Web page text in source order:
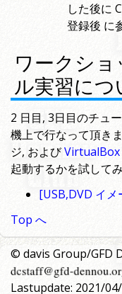
した後に
登録後 に
ワークシ
ル実習につ
2 日目, 3日目のチュ
機上で行なって頂き
ジ, およびVirtualBox
起動するかを試して
[USB,DVD イ
Top へ
© davis Group/GFD
Lastupdate: 2021/